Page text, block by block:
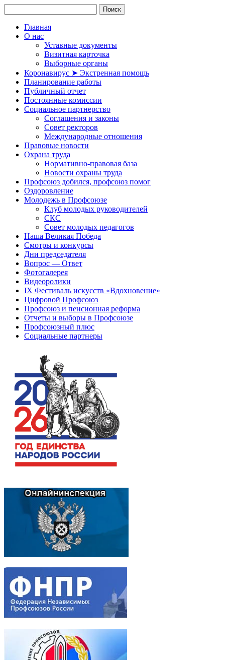
Главная
О нас
Уставные документы
Визитная карточка
Выборные органы
Коронавирус ➤ Экстренная помощь
Планирование работы
Публичный отчет
Постоянные комиссии
Социальное партнерство
Соглашения и законы
Совет ректоров
Международные отношения
Правовые новости
Охрана труда
Нормативно-правовая база
Новости охраны труда
Профсоюз добился, профсоюз помог
Оздоровление
Молодежь в Профсоюзе
Клуб молодых руководителей
СКС
Совет молодых педагогов
Наша Великая Победа
Смотры и конкурсы
Дни председателя
Вопрос — Ответ
Фотогалерея
Видеоролики
IX Фестиваль искусств «Вдохновение»
Цифровой Профсоюз
Профсоюз и пенсионная реформа
Отчеты и выборы в Профсоюзе
Профсоюзный плюс
Социальные партнеры